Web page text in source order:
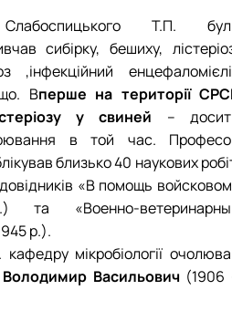
Т.П.
сибірку, бешиху,
,інфекційний
Вперше на території
у свиней –
в той час.
близько 40 наукових
«В помощь
та «Военно-
р.).
мікробіології
Володимир Васильович(1906